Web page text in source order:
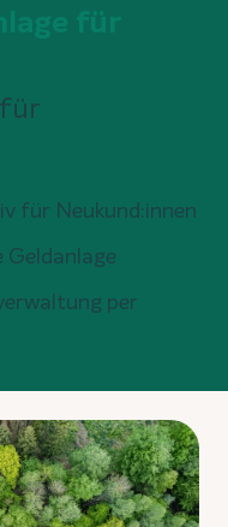
für
für Neukund:innen
per